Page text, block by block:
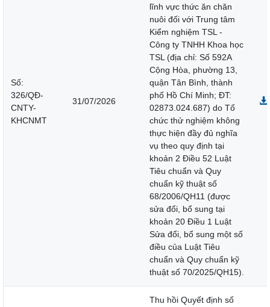
Số:
326/QĐ-
CNTY-
KHCNMT
31/07/2026
lĩnh vực thức ăn chăn
nuôi đối với Trung tâm
Kiểm nghiệm TSL -
Công ty TNHH Khoa học
TSL (địa chỉ: Số 592A
Cộng Hòa, phường 13,
quận Tân Bình, thành
phố Hồ Chí Minh; ĐT:
02873.024.687) do Tổ
chức thử nghiệm không
thực hiện đầy đủ nghĩa
vụ theo quy định tại
khoản 2 Điều 52 Luật
Tiêu chuẩn và Quy
chuẩn kỹ thuật số
68/2006/QH11 (được
sửa đổi, bổ sung tại
khoản 20 Điều 1 Luật
Sửa đổi, bổ sung một số
điều của Luật Tiêu
chuẩn và Quy chuẩn kỹ
thuật số 70/2025/QH15).
Thu hồi Quyết định số